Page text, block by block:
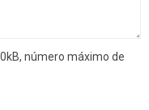
número máximo de